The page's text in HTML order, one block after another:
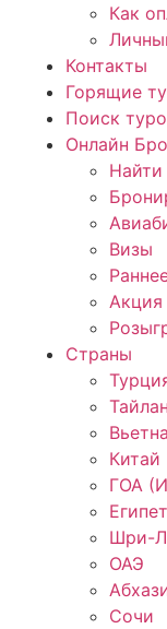
Как
Контакты
Горящие
Поиск
Онлайн
Найти
Визы
Акция
Страны
Китай
ГОА
Египет
Шри-
ОАЭ
Сочи